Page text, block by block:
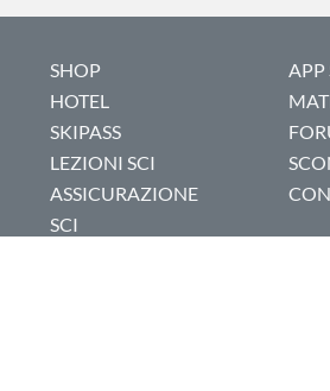
SHOP
HOTEL
SKIPASS
LEZIONI SCI
ASSICURAZIONE
SCI
APP